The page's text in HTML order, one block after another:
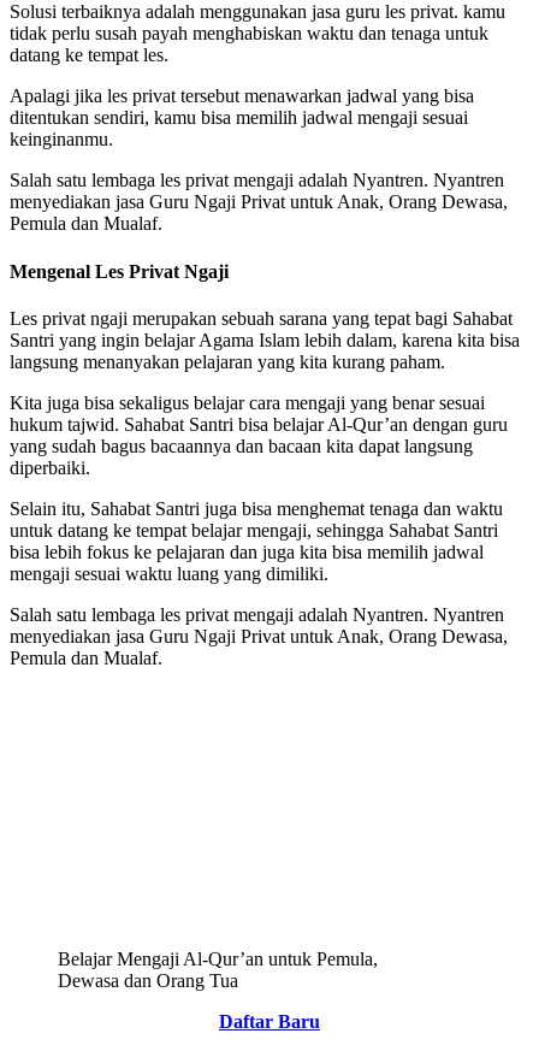
Solusi terbaiknya adalah menggunakan jasa guru les privat. kamu
tidak perlu susah payah menghabiskan waktu dan tenaga untuk
datang ke tempat les.
Apalagi jika les privat tersebut menawarkan jadwal yang bisa
ditentukan sendiri, kamu bisa memilih jadwal mengaji sesuai
keinginanmu.
Salah satu lembaga les privat mengaji adalah Nyantren. Nyantren
menyediakan jasa Guru Ngaji Privat untuk Anak, Orang Dewasa,
Pemula dan Mualaf.
Mengenal Les Privat Ngaji
Les privat ngaji merupakan sebuah sarana yang tepat bagi Sahabat
Santri yang ingin belajar Agama Islam lebih dalam, karena kita bisa
langsung menanyakan pelajaran yang kita kurang paham.
Kita juga bisa sekaligus belajar cara mengaji yang benar sesuai
hukum tajwid. Sahabat Santri bisa belajar Al-Qur’an dengan guru
yang sudah bagus bacaannya dan bacaan kita dapat langsung
diperbaiki.
Selain itu, Sahabat Santri juga bisa menghemat tenaga dan waktu
untuk datang ke tempat belajar mengaji, sehingga Sahabat Santri
bisa lebih fokus ke pelajaran dan juga kita bisa memilih jadwal
mengaji sesuai waktu luang yang dimiliki.
Salah satu lembaga les privat mengaji adalah Nyantren. Nyantren
menyediakan jasa Guru Ngaji Privat untuk Anak, Orang Dewasa,
Pemula dan Mualaf.
Belajar Mengaji Al-Qur’an untuk Pemula,
Dewasa dan Orang Tua
Daftar Baru